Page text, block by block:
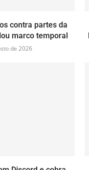
contra partes da
marco temporal
de 2026